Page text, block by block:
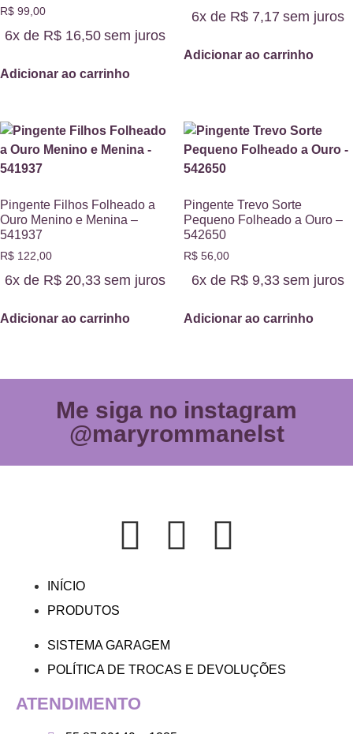
R$ 99,00
6x de R$16,50 sem juros
Adicionar ao carrinho
6x de R$ 7,17 sem juros
Adicionar ao carrinho
Pingente Filhos Folheado a
Ouro Menino e Menina –
541937
R$ 122,00
6x de R$20,33 sem juros
Adicionar ao carrinho
Pingente Trevo Sorte
Pequeno Folheado a Ouro –
542650
R$56,00
6x de R$ 9,33 sem juros
Adicionar ao carrinho
Me siga no instagram
@maryrommanelst
INÍCIO
PRODUTOS
SISTEMA GARAGEM
POLÍTICA DE TROCAS E DEVOLUÇÕES
ATENDIMENTO